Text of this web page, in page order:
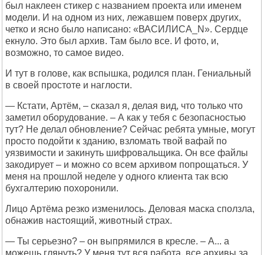
был наклеен стикер с названием проекта или именем
модели. И на одном из них, лежавшем поверх других,
четко и ясно было написано: «ВАСИЛИСА_N». Сердце
екнуло. Это был архив. Там было все. И фото, и,
возможно, то самое видео.
И тут в голове, как вспышка, родился план. Гениальный
в своей простоте и наглости.
— Кстати, Артём, – сказал я, делая вид, что только что
заметил оборудование. – А как у тебя с безопасностью
тут? Не делал обновление? Сейчас ребята умные, могут
просто подойти к зданию, взломать твой вафай по
уязвимости и закинуть шифровальщика. Он все файлы
закодирует – и можно со всем архивом попрощаться. У
меня на прошлой неделе у одного клиента так всю
бухгалтерию похоронили.
Лицо Артёма резко изменилось. Деловая маска сползла,
обнажив настоящий, животный страх.
— Ты серьезно? – он выпрямился в кресле. – А... а
можешь глянуть? У меня тут вся работа, все архивы за